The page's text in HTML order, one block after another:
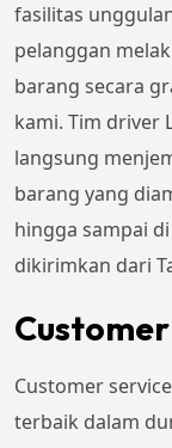
fasilitas
pelanggan
barang secara
kami. Tim driver
langsung
barang yang
hingga sampai
dikirimkan dari
Customer
terbaik dalam